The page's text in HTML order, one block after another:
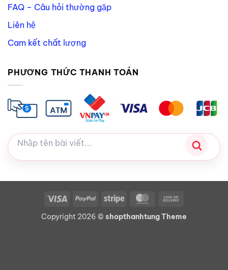
FAQ – Câu hỏi thường gặp
Liên hệ
Cam kết chất lượng
PHƯƠNG THỨC THANH TOÁN
Visa PayPal Stripe MasterCard
Delivery
Copyright 2026 © shopthanhtung Theme